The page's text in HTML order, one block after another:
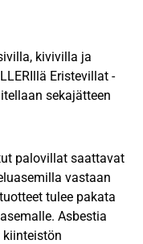
kivivilla ja
Eristevillat -
sekajätteen
palovillat saattavat
vastaan
tulee pakata
Asbestia